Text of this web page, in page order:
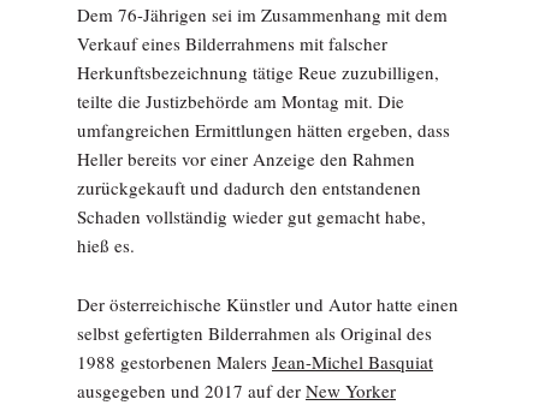
Dem 76-Jährigen sei im Zusammenhang mit dem
Verkauf eines Bilderrahmens mit falscher
Herkunftsbezeichnung tätige Reue zuzubilligen,
teilte die Justizbehörde am Montag mit. Die
umfangreichen Ermittlungen hätten ergeben, dass
Heller bereits vor einer Anzeige den Rahmen
zurückgekauft und dadurch den entstandenen
Schaden vollständig wieder gut gemacht habe,
hieß es.
Der österreichische Künstler und Autor hatte einen
selbst gefertigten Bilderrahmen als Original des
1988 gestorbenen Malers Jean-Michel Basquiat
ausgegeben und 2017 auf der New Yorker